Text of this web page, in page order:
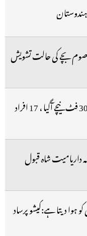
بچے کی حالت تشویش
ایئر انڈیا کا طیارہ ہوا میں اچانک 300 فٹ نیچے آگیا ، 17 افراد
داریامیت شاہ قبول
دیتا ہے:کیشو پرساد